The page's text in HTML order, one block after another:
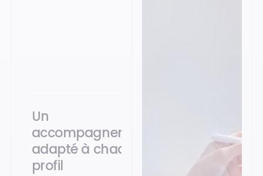
Un
accompagnement
adapté à chaque
profil